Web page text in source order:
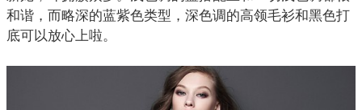
和谐，而略深的蓝紫色类型，深色调的高领毛衫和黑色打
底可以放心上啦。